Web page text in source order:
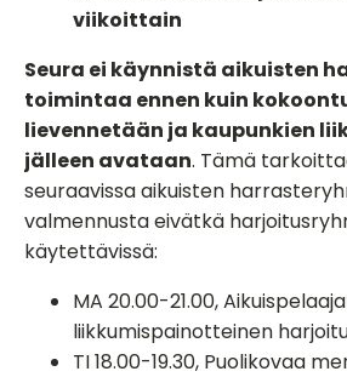
viikoittain
Seura ei käynnistä aikuisten
toimintaa ennen kuin
lievennetään ja kaupunkien
jälleen avataan. Tämä
seuraavissa aikuisten
valmennusta eivätkä
käytettävissä:
MA 20.00-21.00,
liikkumispainotteinen
TI 18.00-19.30, Puolikovaa